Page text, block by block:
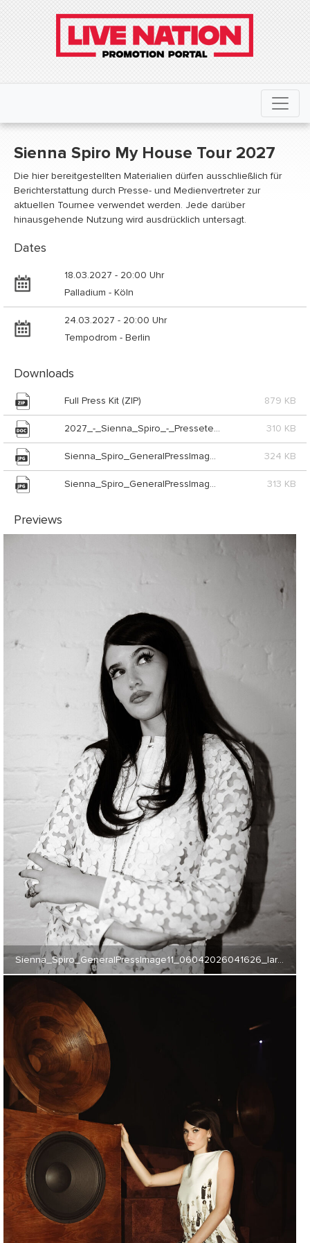
Sienna Spiro My House Tour 2027
Die hier bereitgestellten Materialien dürfen ausschließlich für
Berichterstattung durch Presse- und Medienvertreter zur
aktuellen Tournee verwendet werden. Jede darüber
hinausgehende Nutzung wird ausdrücklich untersagt.
Dates
18.03.2027 - 20:00 Uhr
Palladium - Köln
24.03.2027 - 20:00 Uhr
Tempodrom - Berlin
Downloads
Full Press Kit (ZIP) 879 KB
2027_-_Sienna_Spiro_-_Pressetext_Live_Nation (DOC) 310 KB
Sienna_Spiro_GeneralPressImage11_06042026041626_large_CAA (JPG) 324 KB
Sienna_Spiro_GeneralPressImage2_06042026041651_large_CAA (JPG) 313 KB
Previews
Sienna_Spiro_GeneralPressImage11_06042026041626_large_CAA (JPG) 324 KB